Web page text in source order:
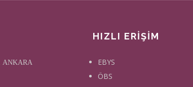
ANKARA
HIZLI ERİŞİM
EBYS
ÖBS